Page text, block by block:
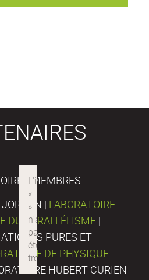
MEMBRES
| LABORATOIRE
DU PARALLÉLISME |
PURES ET
DE PHYSIQUE
HUBERT CURIEN